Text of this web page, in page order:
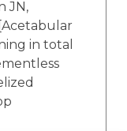
in total